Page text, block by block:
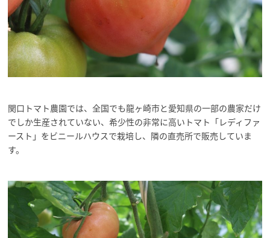
関口トマト農園では、全国でも龍ヶ崎市と愛知県の一部の農家だけ
でしか生産されていない、希少性の非常に高いトマト「レディファ
ースト」をビニールハウスで栽培し、隣の直売所で販売していま
す。